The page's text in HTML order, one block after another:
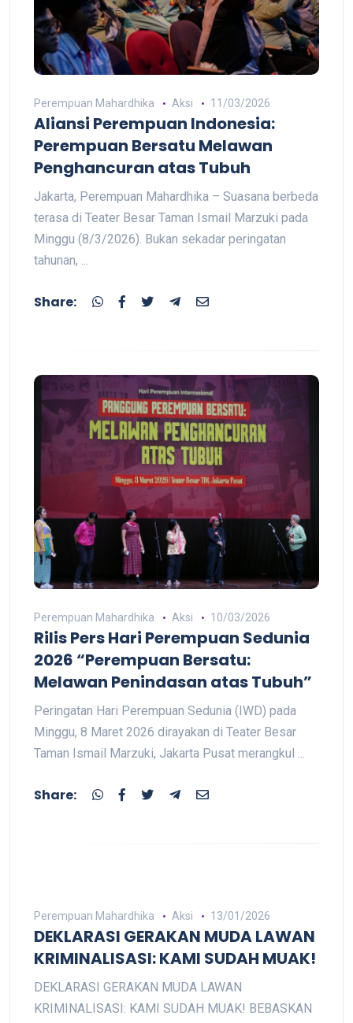
Perempuan Mahardhika Aksi 11/03/2026
Aliansi Perempuan Indonesia:
Perempuan Bersatu Melawan
Penghancuran atas Tubuh
Jakarta, Perempuan Mahardhika – Suasana berbeda
terasa di Teater Besar Taman Ismail Marzuki pada
Minggu (8/3/2026). Bukan sekadar peringatan
tahunan, ...
Share:
Perempuan Mahardhika Aksi 10/03/2026
Rilis Pers Hari Perempuan Sedunia
2026 “Perempuan Bersatu:
Melawan Penindasan atas Tubuh”
Peringatan Hari Perempuan Sedunia (IWD) pada
Minggu, 8 Maret 2026 dirayakan di Teater Besar
Taman Ismail Marzuki, Jakarta Pusat merangkul ...
Share:
Perempuan Mahardhika Aksi 13/01/2026
DEKLARASI GERAKAN MUDA LAWAN
KRIMINALISASI: KAMI SUDAH MUAK!
DEKLARASI GERAKAN MUDA LAWAN
KRIMINALISASI: KAMI SUDAH MUAK! BEBASKAN